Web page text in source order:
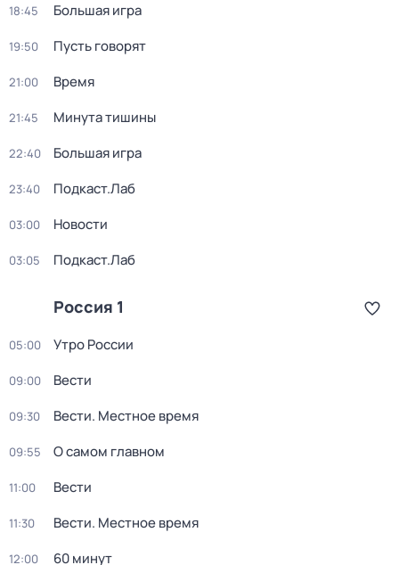
18:45 Большая игра
19:50 Пусть говорят
21:00 Время
21:45 Минута тишины
22:40 Большая игра
23:40 Подкаст.Лаб
03:00 Новости
03:05 Подкаст.Лаб
Россия 1
05:00 Утро России
09:00 Вести
09:30 Вести. Местное время
09:55 О самом главном
11:00 Вести
11:30 Вести. Местное время
12:00 60 минут